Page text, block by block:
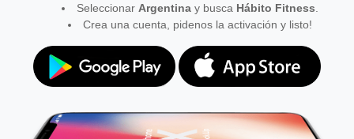
Seleccionar Argentinay busca Hábito Fitness
Crea una cuenta, pidenos la activación y listo!